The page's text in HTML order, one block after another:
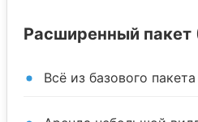
Расширенный
Всё из базового пакета